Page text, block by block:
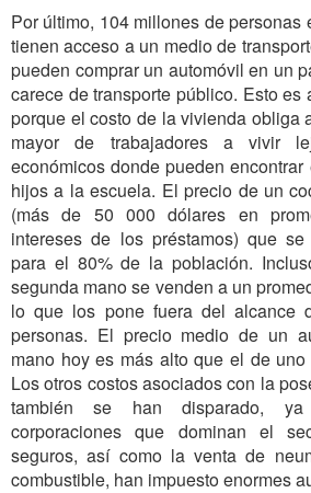
Por último, 104 millones de personas
tienen acceso a un medio de
pueden comprar un automóvil en un
carece de transporte público. Esto es
porque el costo de la vivienda obliga
mayor de trabajadores a vivir
económicos donde pueden
hijos a la escuela. El precio de un
(más de 50 000 dólares en
intereses de los préstamos) que
para el 80% de la población.
segunda mano se venden a un
lo que los pone fuera del alcance
personas. El precio medio de un
mano hoy es más alto que el de
Los otros costos asociados con la
también se han disparado,
corporaciones que dominan el
seguros, así como la venta de
combustible, han impuesto enormes